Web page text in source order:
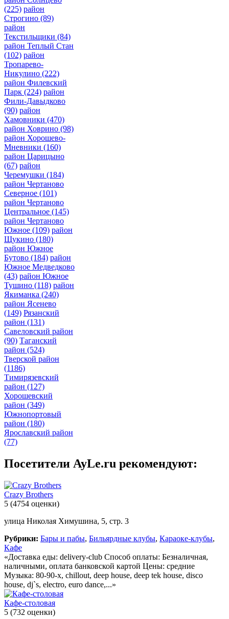
(225) район
Строгино (89)
район
Текстильщики (84)
район Теплый Стан
(102) район
Тропарево-
Никулино (222)
район Филевский
Парк (224) район
Фили-Давыдково
(90) район
Хамовники (470)
район Ховрино (98)
район Хорошево-
Мневники (160)
район Царицыно
(67) район
Черемушки (184)
район Чертаново
Северное (101)
район Чертаново
Центральное (145)
район Чертаново
Южное (109) район
Щукино (180)
район Южное
Бутово (184) район
Южное Медведково
(43) район Южное
Тушино (118) район
Якиманка (240)
район Ясенево
(149) Рязанский
район (131)
Савеловский район
(90) Таганский
район (524)
Тверской район
(1186)
Тимирязевский
район (127)
Хорошевский
район (349)
Южнопортовый
район (180)
Ярославский район
(77)
Посетители AyLe.ru рекомендуют:
Crazy Brothers
5 (4754 оценки)
улица Николая Химушина, 5, стр. 3
Рубрики: Бары и пабы, Бильярдные клубы, Караоке-клубы,
Кафе
«Доставка еды: delivery-club Способ оплаты: Безналичная,
наличными, оплата банковской картой Цены: средние
Музыка: 80-90-х, chillout, deep house, deep tek house, disco
house, dj`s, electro, euro dance,...»
Кафе-столовая
5 (732 оценки)